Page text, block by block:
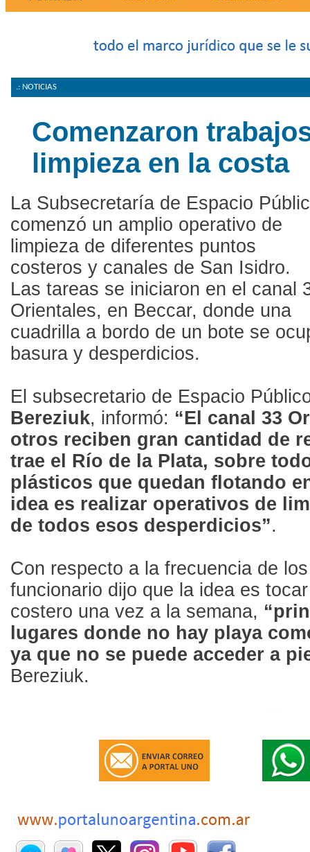
.: NOTICIAS
Comenzaron
limpieza en la costa
La Subsecretaría de Espacio
comenzó un amplio operativo de
limpieza de diferentes puntos
costeros y canales de San Isidro.
Las tareas se iniciaron en el canal
Orientales, en Beccar, donde una
cuadrilla a bordo de un bote se
basura y desperdicios.
El subsecretario de Espacio
Bereziuk, informó: “El canal 33
otros reciben gran cantidad de
trae el Río de la Plata, sobre
plásticos que quedan flotando
idea es realizar operativos de
de todos esos desperdicios”.
Con respecto a la frecuencia de
funcionario dijo que la idea es
costero una vez a la semana,
lugares donde no hay playa
ya que no se puede acceder a
Bereziuk.